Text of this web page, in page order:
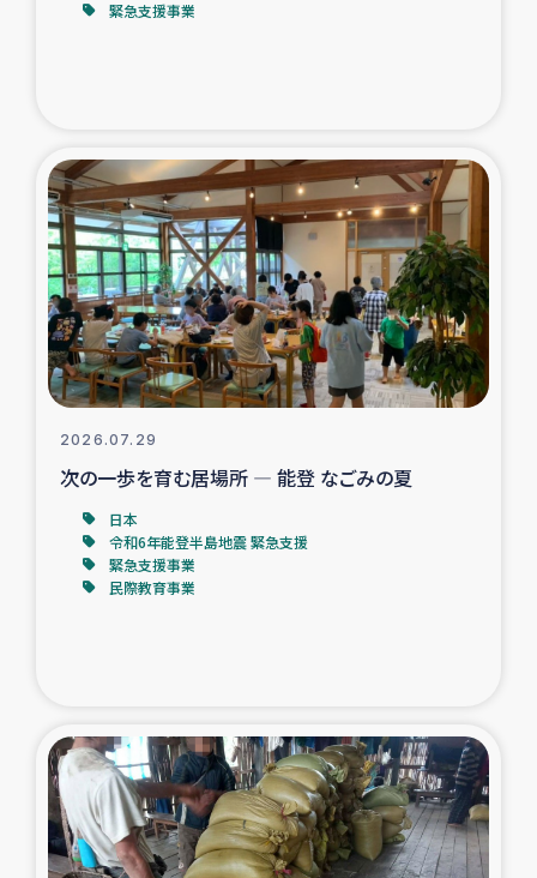
コーヒー生産者支援
アイナロ県マウベシ郡でのコーヒー畑改善事業
ベイルート大規模爆発被災者支援
女性の生計向上支援
アグロフォレストリー（カカオ）事業
緊急支援事業
2026.07.29
次の一歩を育む居場所 ― 能登 なごみの夏
日本
令和6年能登半島地震 緊急支援
緊急支援事業
民際教育事業